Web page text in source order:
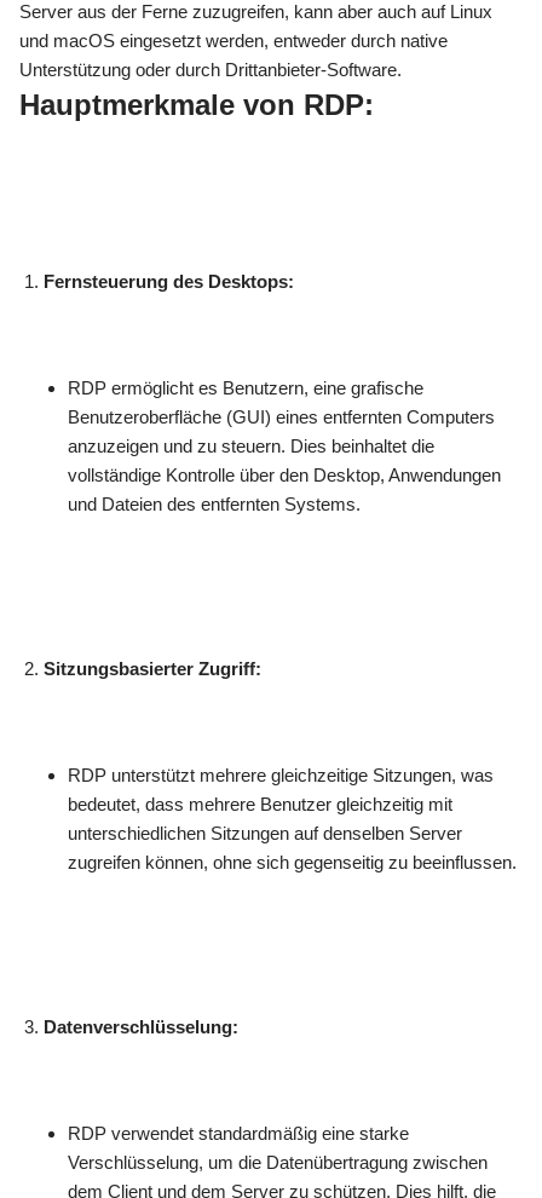
Server aus der Ferne zuzugreifen, kann aber auch auf Linux
und macOS eingesetzt werden, entweder durch native
Unterstützung oder durch Drittanbieter-Software.
Hauptmerkmale von RDP:
Fernsteuerung des Desktops:
RDP ermöglicht es Benutzern, eine grafische
Benutzeroberfläche (GUI) eines entfernten Computers
anzuzeigen und zu steuern. Dies beinhaltet die
vollständige Kontrolle über den Desktop, Anwendungen
und Dateien des entfernten Systems.
Sitzungsbasierter Zugriff:
RDP unterstützt mehrere gleichzeitige Sitzungen, was
bedeutet, dass mehrere Benutzer gleichzeitig mit
unterschiedlichen Sitzungen auf denselben Server
zugreifen können, ohne sich gegenseitig zu beeinflussen.
Datenverschlüsselung:
RDP verwendet standardmäßig eine starke
Verschlüsselung, um die Datenübertragung zwischen
dem Client und dem Server zu schützen. Dies hilft, die